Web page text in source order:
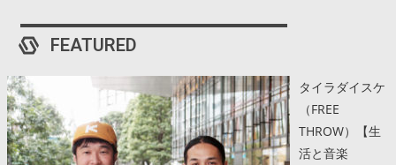
FEATURED
タイラダイスケ
（FREE
THROW）【生
活と音楽